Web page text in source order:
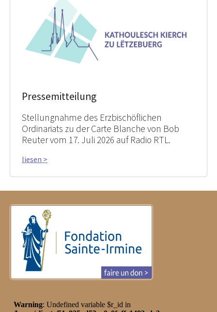
Pressemitteilung
Stellungnahme des Erzbischöflichen
Ordinariats zu der Carte Blanche von Bob
Reuter vom 17. Juli 2026 auf Radio RTL.
liesen >